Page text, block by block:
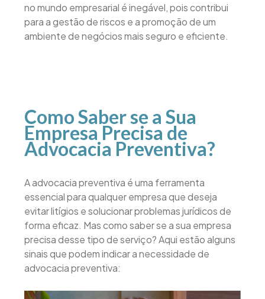
no mundo empresarial é inegável, pois contribui
para a gestão de riscos e a promoção de um
ambiente de negócios mais seguro e eficiente.
Como Saber se a Sua
Empresa Precisa de
Advocacia Preventiva?
A advocacia preventiva é uma ferramenta
essencial para qualquer empresa que deseja
evitar litígios e solucionar problemas jurídicos de
forma eficaz. Mas como saber se a sua empresa
precisa desse tipo de serviço? Aqui estão alguns
sinais que podem indicar a necessidade de
advocacia preventiva: